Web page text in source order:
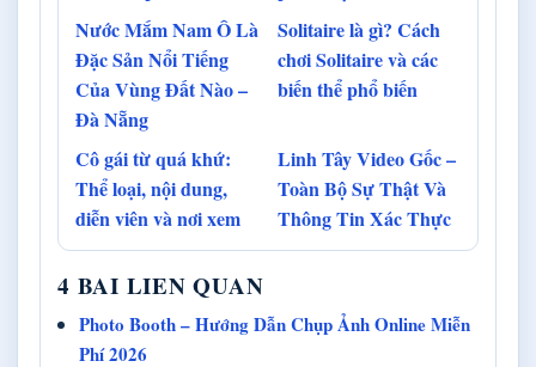
Nước Mắm Nam Ô Là
Đặc Sản Nổi Tiếng
Của Vùng Đất Nào –
Đà Nẵng
Solitaire là gì? Cách
chơi Solitaire và các
biến thể phổ biến
Cô gái từ quá khứ:
Thể loại, nội dung,
diễn viên và nơi xem
Linh Tây Video Gốc –
Toàn Bộ Sự Thật Và
Thông Tin Xác Thực
4 BAI LIEN QUAN
Photo Booth – Hướng Dẫn Chụp Ảnh Online Miễn
Phí 2026